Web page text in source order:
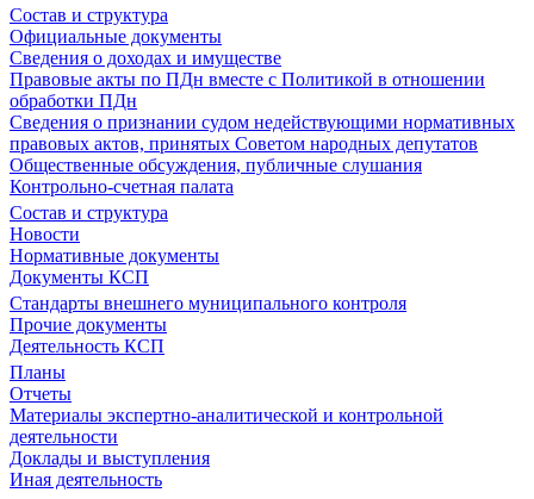
Состав и структура
Официальные документы
Сведения о доходах и имуществе
Правовые акты по ПДн вместе с Политикой в отношении
обработки ПДн
Сведения о признании судом недействующими нормативных
правовых актов, принятых Советом народных депутатов
Общественные обсуждения, публичные слушания
Контрольно-счетная палата
Состав и структура
Новости
Нормативные документы
Документы КСП
Стандарты внешнего муниципального контроля
Прочие документы
Деятельность КСП
Планы
Отчеты
Материалы экспертно-аналитической и контрольной
деятельности
Доклады и выступления
Иная деятельность